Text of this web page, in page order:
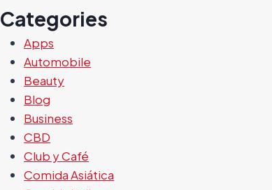
Categories
Apps
Automobile
Beauty
Blog
Business
CBD
Club y Café
Comida Asiática